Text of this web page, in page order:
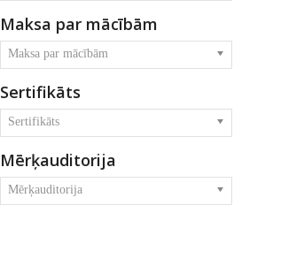
Maksa par mācībām
Maksa par mācībām
Sertifikāts
Sertifikāts
Mērķauditorija
Mērķauditorija